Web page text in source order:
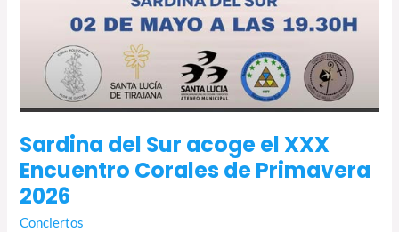
Sardina del Sur acoge el XXX
Encuentro Corales de Primavera
2026
Conciertos